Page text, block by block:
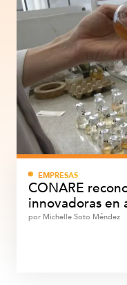
EMPRESAS
CONARE
innovadoras en
por Michelle Soto Méndez